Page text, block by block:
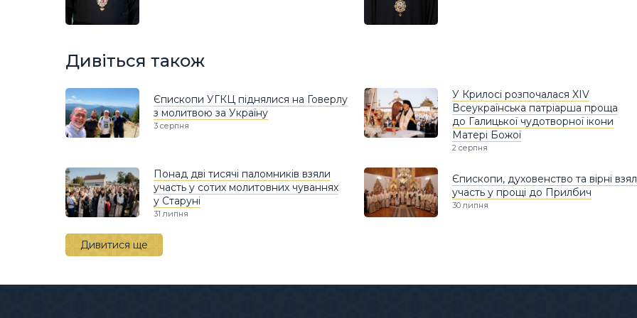
Дивіться також
Єпископи УГКЦ піднялися на Говерлу
з молитвою за Україну
3 серпня
У Крилосі розпочалася XIV
Всеукраїнська патріарша проща
до Галицької чудотворної ікони
Матері Божої
2 серпня
Понад дві тисячі паломників взяли
участь у сотих молитовних чуваннях
у Старуні
31 липня
Єпископи, духовенство та вірні
участь у прощі до Прилбич
30 липня
Дивитися ще